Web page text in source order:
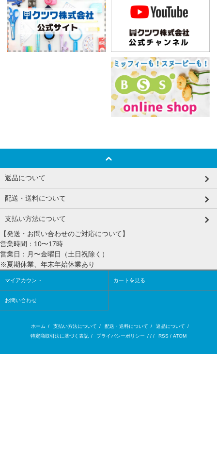
返品について
配送・送料について
支払い方法について
【発送・お問い合わせのご対応について】
営業時間：10〜17時
営業日：月〜金曜日（土日祝除く）
※夏期休業、年末年始休業あり
マイアカウント カートを見る
お問い合わせ
ホーム / 支払い方法について / 配送・送料について / 返品について /
特定商取引法に基づく表記 / プライバシーポリシー / / / RSS / ATOM